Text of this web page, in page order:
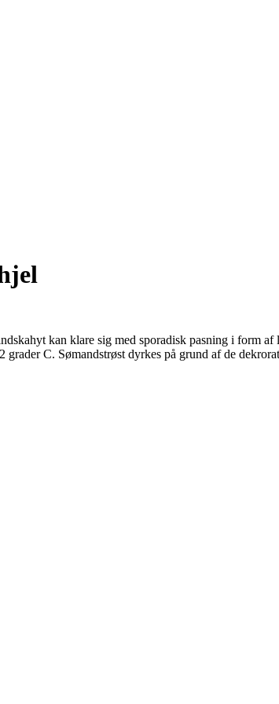
kan klare sig med sporadisk pasning i form
C. Sømandstrøst dyrkes på grund af de